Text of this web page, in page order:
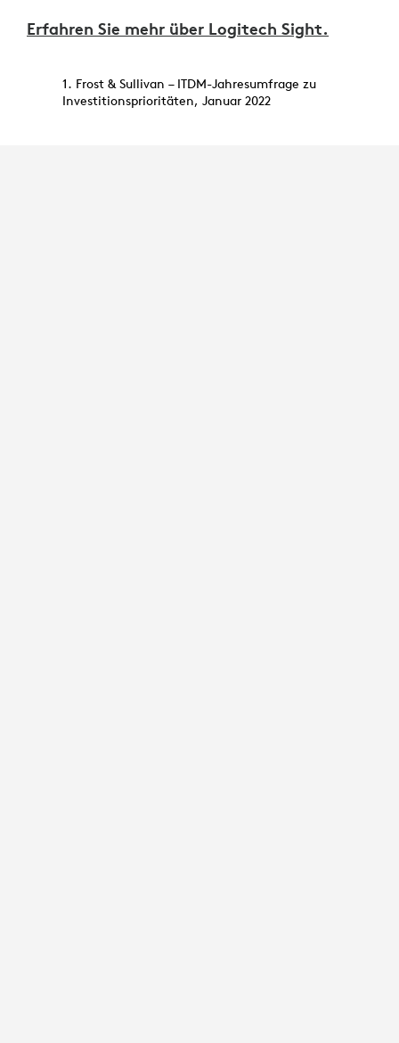
Erfahren Sie mehr über Logitech Sight.
1. Frost & Sullivan – ITDM-Jahresumfrage zu
Investitionsprioritäten, Januar 2022